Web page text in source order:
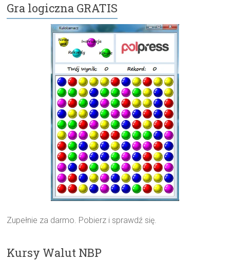
Gra logiczna GRATIS
Zupełnie za darmo. Pobierz i sprawdź się.
Kursy Walut NBP